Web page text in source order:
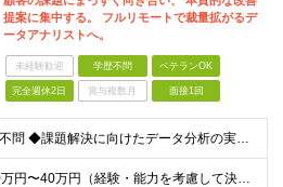
提案に集中する。 フルリモートで裁量拡がるデ
ータアナリストへ。
未経験歓迎 学歴不問 ベテランOK
完全週休2日 賞与複数月 面接1回
◆学歴不問 ◆課題解決に向けたデータ分析の実務経験 ※事業会社でのご経験をお持ちの方、 データ分析～プレゼンまでのご経験をお持ちの方は尚歓迎します ＜歓迎要件・求める人物像＞ ◎複雑な課題を整理し
月給30万円〜40万円（経験・能力を考慮して決定） ※固定残業代20時間分（4.0〜5.5万円）含む／超過分は全額支給 ※経験・スキルを考慮のうえ決定いたします ※6ヶ月の試用期間あり。期間中の待遇に